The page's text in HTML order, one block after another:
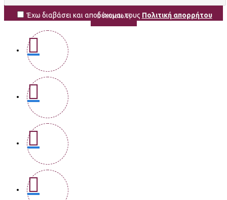
Αποστολή
Έχω διαβάσει και αποδέχομαι τους Πολιτική απορρήτου